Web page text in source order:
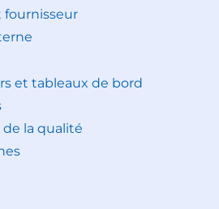
et tableaux de bord
la qualité